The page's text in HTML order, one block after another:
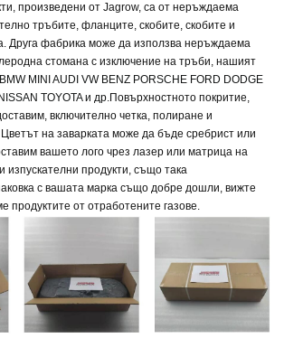
произведени от Jagrow, са от неръждаема
тръбите, фланците, скобите, скобите и
Друга фабрика може да използва неръждаема
стомана с изключение на тръби, нашият
BMW MINI AUDI VW BENZ PORSCHE FORD DODGE
TOYOTA и др.Повърхностното покритие,
включително четка, полиране и
на заварката може да бъде сребрист или
вашето лого чрез лазер или матрица на
изпускателни продукти, също така
с вашата марка също добре дошли, вижте
продуктите от отработените газове.